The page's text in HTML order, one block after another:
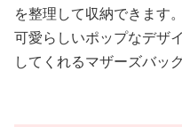
を整理して収納できます。
可愛らしいポップなデザ
してくれるマザーズバッグ